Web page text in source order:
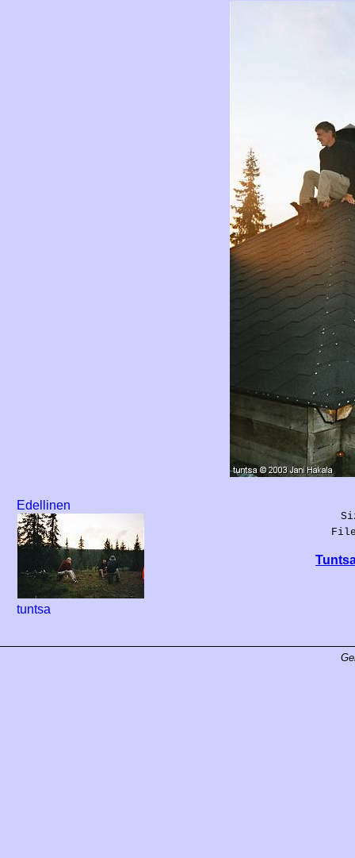
Edellinen
tuntsa